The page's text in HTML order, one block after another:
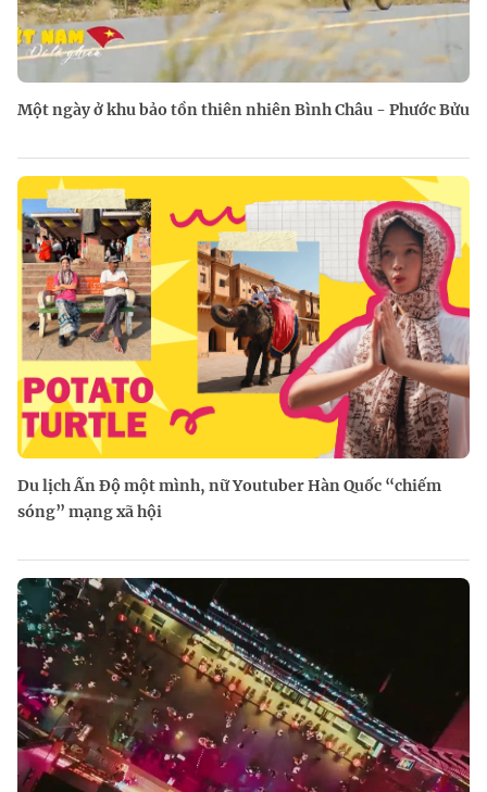
Một ngày ở khu bảo tồn thiên nhiên Bình Châu - Phước Bửu
Du lịch Ấn Độ một mình, nữ Youtuber Hàn Quốc “chiếm
sóng” mạng xã hội